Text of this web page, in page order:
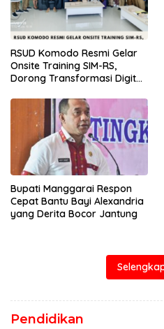
RSUD Komodo Resmi Gelar
Onsite Training SIM-RS,
Dorong Transformasi Digital
Bupati Manggarai Respon
Cepat Bantu Bayi Alexandria
yang Derita Bocor Jantung
Pendidikan